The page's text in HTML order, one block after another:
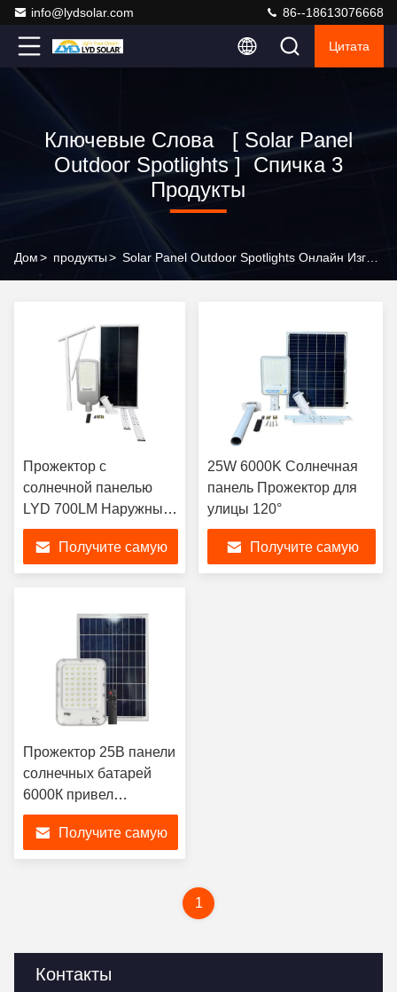
info@lydsolar.com 86--18613076668
Цитата
Ключевые Слова [ Solar Panel
Outdoor Spotlights ] Спичка 3
Продукты
Дом> продукты>
Контакты
Прожектор с
солнечной панелью
LYD 700LM Наружный
прожектор на
солнечной энергии
Получите самую
25W 6000K Солнечная
панель Прожектор для
улицы 120°
Получите самую
Прожектор 25В панели
солнечных батарей
6000К привел
прожектор 4,5кг ИП66
на солнечной энергии
Получите самую
1